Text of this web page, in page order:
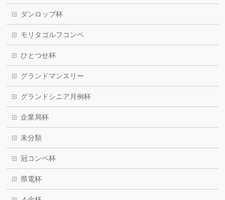
ダンロップ杯
モリタゴルフコンペ
ひとつせ杯
グランドマンスリー
グランドシニア月例杯
企業局杯
未分類
冠コンペ杯
県電杯